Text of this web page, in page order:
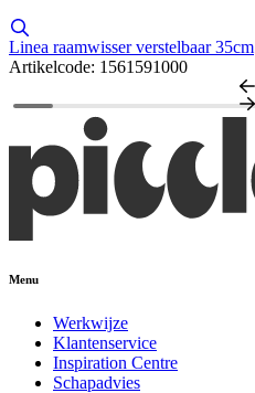
Linea raamwisser verstelbaar 35cm
Artikelcode: 1561591000
Menu
Werkwijze
Klantenservice
Inspiration Centre
Schapadvies